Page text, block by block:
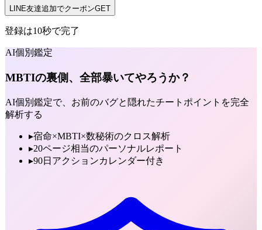
LINE友達追加でクーポンGET
登録は10秒で完了
AI個別鑑定
MBTIの裏側、全部暴いてやろうか？
AI個別鑑定で、お前のバグと隠れたチートポイントを完全
解析する
▸宿命×MBTI×数秘術のクロス解析
▸20ページ相当のパーソナルレポート
▸90日アクションカレンダー付き